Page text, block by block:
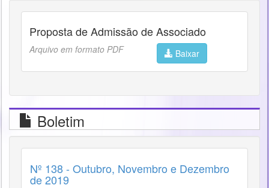
Proposta de Admissão de Associado
Arquivo em formato PDF Baixar
Boletim
Nº 138 - Outubro, Novembro e Dezembro
de 2019